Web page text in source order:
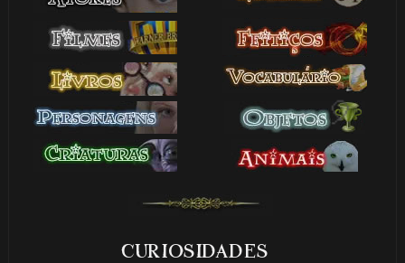
CURIOSIDADES
🎈